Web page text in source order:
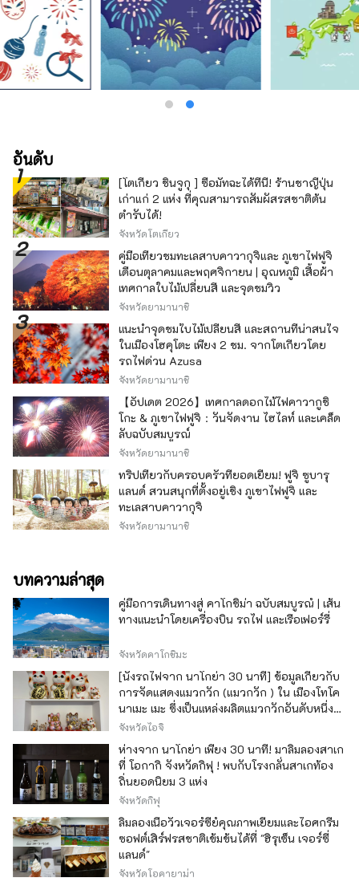
อันดับ
[โตเกียว ชินจูกุ ] ซื้อมัทฉะได้ที่นี่! ร้านชาญี่ปุ่น
เก่าแก่ 2 แห่ง ที่คุณสามารถสัมผัสรสชาติต้น
ตำรับได้!
จังหวัดโตเกียว
คู่มือเที่ยวชมทะเลสาบคาวากุจิและ ภูเขาไฟฟูจิ
เดือนตุลาคมและพฤศจิกายน | อุณหภูมิ เสื้อผ้า
เทศกาลใบไม้เปลี่ยนสี และจุดชมวิว
จังหวัดยามานาชิ
แนะนำจุดชมใบไม้เปลี่ยนสี และสถานที่น่าสนใจ
ในเมืองโฮคุโตะ เพียง 2 ชม. จากโตเกียวโดย
รถไฟด่วน Azusa
จังหวัดยามานาชิ
【อัปเดต 2026】เทศกาลดอกไม้ไฟคาวากูชิ
โกะ & ภูเขาไฟฟูจิ：วันจัดงาน ไฮไลท์ และเคล็ด
ลับฉบับสมบูรณ์
จังหวัดยามานาชิ
ทริปเที่ยวกับครอบครัวที่ยอดเยี่ยม! ฟูจิ ซูบารุ
แลนด์ สวนสนุกที่ตั้งอยู่เชิง ภูเขาไฟฟูจิ และ
ทะเลสาบคาวากุจิ
จังหวัดยามานาชิ
บทความล่าสุด
คู่มือการเดินทางสู่ คาโกชิม่า ฉบับสมบูรณ์ | เส้น
ทางแนะนำโดยเครื่องบิน รถไฟ และเรือเฟอร์รี่
จังหวัดคาโกชิมะ
[นั่งรถไฟจาก นาโกย่า 30 นาที] ข้อมูลเกี่ยวกับ
การจัดแสดงแมวกวัก (แมวกวัก ) ใน เมืองโทโค
นาเมะ เมะ ซึ่งเป็นแหล่งผลิตแมวกวักอันดับหนึ่ง
ของญี่ปุ่น
จังหวัดไอจิ
ห่างจาก นาโกย่า เพียง 30 นาที! มาลิ้มลองสาเก
ที่ โอกากิ จังหวัดกิฟุ ! พบกับโรงกลั่นสาเกท้อง
ถิ่นยอดนิยม 3 แห่ง
จังหวัดกิฟุ
ลิ้มลองเนื้อวัวเจอร์ซีย์คุณภาพเยี่ยมและไอศกรีม
ซอฟต์เสิร์ฟรสชาติเข้มข้นได้ที่ "ฮิรุเซ็น เจอร์ซี่
แลนด์"
จังหวัดโอคายาม่า